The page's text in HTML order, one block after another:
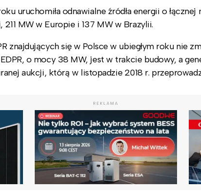
uruchomiła odnawialne źródła energii o
211 MW w Europie i 137 MW w Brazylii.
znajdujących się w Polsce w ubiegłym roku nie
o mocy 38 MW, jest w trakcie budowy, a
aukcji, którą w listopadzie 2018 r.
REKLAMA